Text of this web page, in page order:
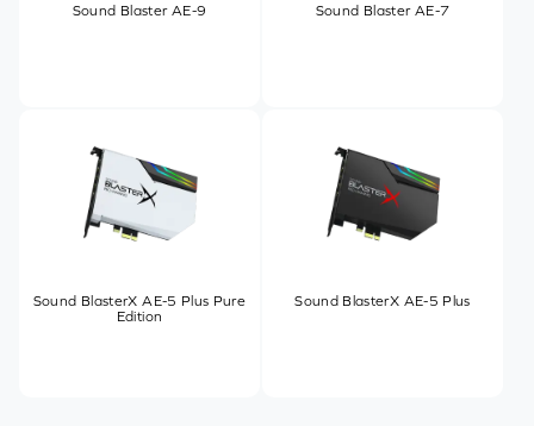
Sound Blaster AE-9 Sound Blaster AE-7
Sound BlasterX AE-5 Plus Pure
Edition
Sound BlasterX AE-5 Plus